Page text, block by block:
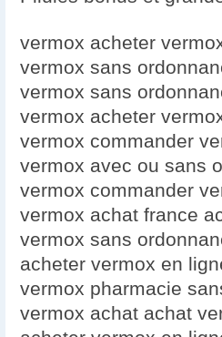
vermox acheter
vermox sans
vermox sans
vermox acheter
vermox commander
vermox avec ou sans
vermox commander
vermox achat france
vermox sans
acheter vermox en
vermox pharmacie
vermox achat achat